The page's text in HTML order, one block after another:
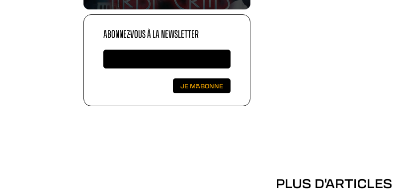
ABONNEZ-VOUS À LA NEWSLETTER
PLUS D'ARTICLES